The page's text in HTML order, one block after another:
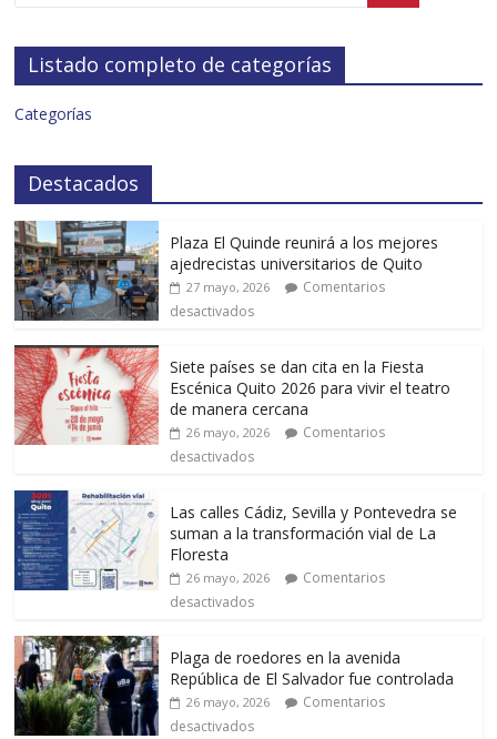
Listado completo de categorías
Categorías
Destacados
Plaza El Quinde reunirá a los mejores
ajedrecistas universitarios de Quito
27 mayo, 2026
Comentarios
desactivados
Siete países se dan cita en la Fiesta
Escénica Quito 2026 para vivir el teatro
de manera cercana
26 mayo, 2026
Comentarios
desactivados
Las calles Cádiz, Sevilla y Pontevedra se
suman a la transformación vial de La
Floresta
26 mayo, 2026
Comentarios
desactivados
Plaga de roedores en la avenida
República de El Salvador fue controlada
26 mayo, 2026
Comentarios
desactivados